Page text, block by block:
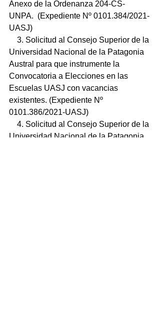
Anexo de la Ordenanza 204-CS-
UNPA.  (Expediente Nº 0101.384/2021-
UASJ)
Universidad Nacional de la Patagonia
Austral para que instrumente la
Convocatoria a Elecciones en las
Escuelas UASJ con vacancias
existentes. (Expediente Nº
0101.386/2021-UASJ)
Universidad Nacional de la Patagonia